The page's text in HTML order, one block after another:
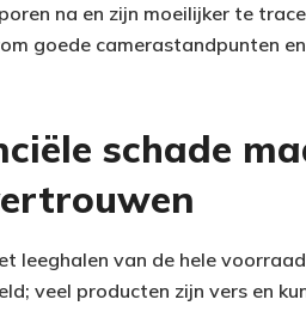
na en zijn moeilijker te
goede camerastandpunten
schade
leeghalen van de hele
veel producten zijn vers en